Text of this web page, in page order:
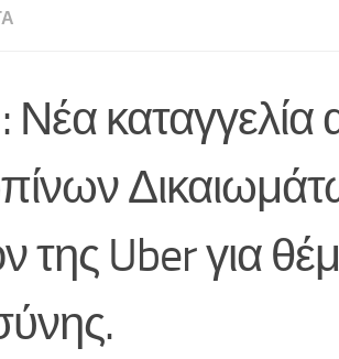
: Νέα
της Uber για